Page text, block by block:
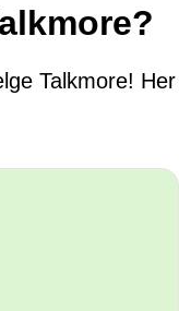
Talkmore! Her